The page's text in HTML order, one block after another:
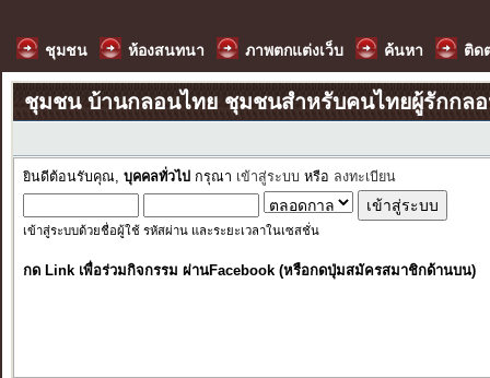
ชุมชน ห้องสนทนา ภาพตกแต่งเว็บ ค้นหา ติด
ชุมชน บ้านกลอนไทย ชุมชนสำหรับคนไทยผู้รักกล
ยินดีต้อนรับคุณ, บุคคลทั่วไป กรุณา เข้าสู่ระบบ หรือ ลงทะเบียน
เข้าสู่ระบบด้วยชื่อผู้ใช้ รหัสผ่าน และระยะเวลาในเซสชั่น
กด Link เพื่อร่วมกิจกรรม ผ่านFacebook (หรือกดปุ่มสมัครสมาชิกด้านบน)